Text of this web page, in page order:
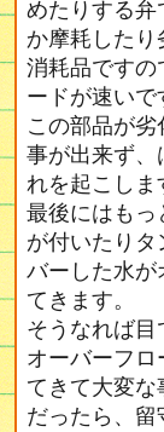
めたりする弁
か摩耗したり
消耗品ですの
ードが速いで
この部品が
事が出来ず、
れを起こしま
最後にはもっ
が付いたり
バーした水が
てきます。
そうなれば目
オーバーフ
てきて大変
だったら、